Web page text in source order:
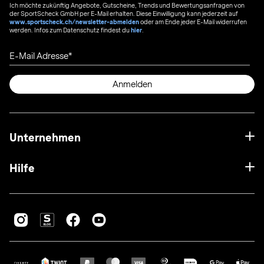
Ich möchte zukünftig Angebote, Gutscheine, Trends und Bewertungsanfragen von
der SportScheck GmbH per E-Mail erhalten. Diese Einwilligung kann jederzeit auf
www.sportscheck.ch/newsletter-abmeldenoder am Ende jeder E-Mail widerrufen
werden. Infos zum Datenschutz findest duhier
E-Mail Adresse
Anmelden
Unternehmen
Hilfe